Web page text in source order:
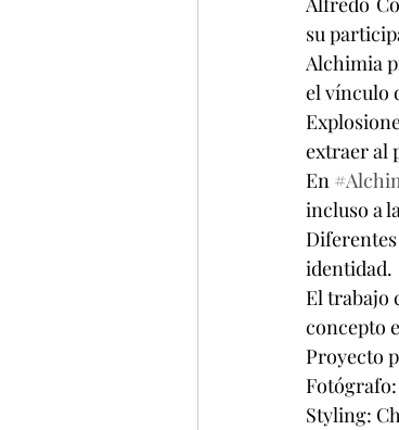
su
Alchimia
el vínculo
extraer al
En
incluso a
identidad.
El trabajo
concepto
Proyecto
Styling: